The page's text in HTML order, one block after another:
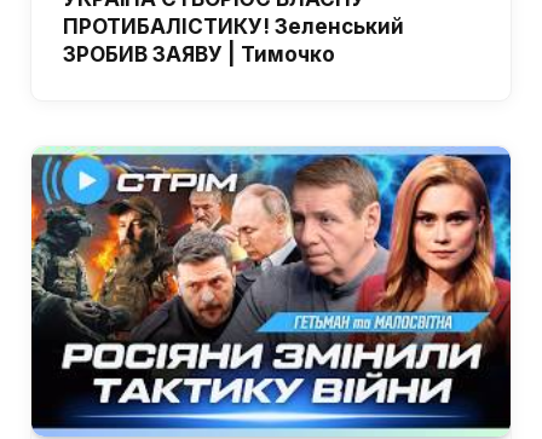
ПРОТИБАЛІСТИКУ! Зеленський
ЗРОБИВ ЗАЯВУ | Тимочко